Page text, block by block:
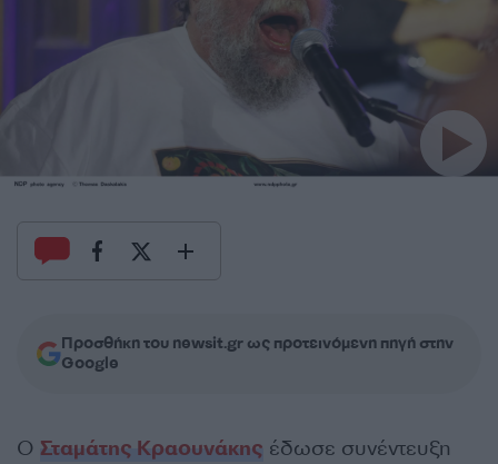
Προσθήκη του newsit.gr ως προτεινόμενη πηγή στην
Google
Ο Σταμάτης Κραουνάκης έδωσε συνέντευξη